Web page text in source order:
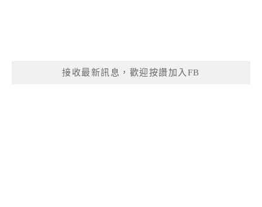
接收最新訊息，歡迎按讚加入FB